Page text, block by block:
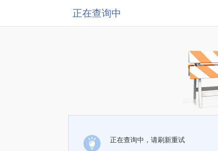
正在查询中
正在查询中，请刷新重试